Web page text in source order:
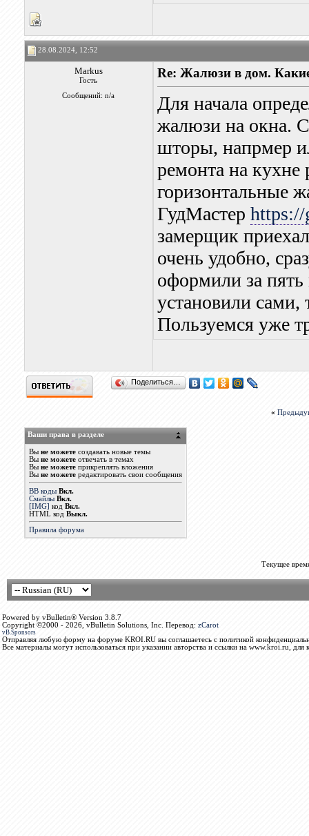
28.08.2024, 12:52
Markus
Гость
Сообщений: n/a
Re: Жалюзи в дом.
Для начала
жалюзи на окна.
шторы, напрмер
ремонта на
горизонтальные
ГудМастер https://
замерщик
очень удобно,
оформили за
установили сами,
Пользуемся уже
Поделиться…
«
Ваши права в разделе
Вы не можетесоздавать новые темы
Вы не можетеотвечать в темах
Вы не можетеприкреплять вложения
Вы не можетередактировать свои сообщения
BB коды Вкл.
Смайлы Вкл.
[IMG] код Вкл.
HTML код Выкл.
Правила форума
Текущее
Powered by vBulletin® Version 3.8.7
Copyright ©2000 - 2026, vBulletin Solutions, Inc. Перевод: zCarot
vB.Sponsors
Отправляя любую форму на форуме KROI.RU вы соглашаетесь с политикой
Все материалы могут использоваться при указании авторства и ссылки на www.kroi.ru, для